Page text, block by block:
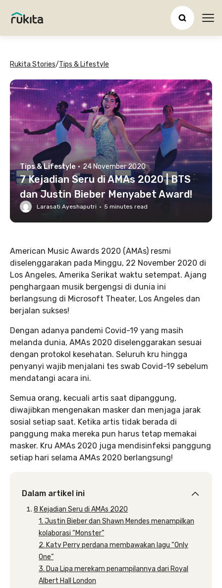
Rukita Stories/Tips & Lifestyle
Tips & Lifestyle · 24 November 2020
7 Kejadian Seru di AMAs 2020 | BTS
dan Justin Bieber Menyabet Award!
Larasati Ayeshaputri · 5 minutes read
American Music Awards 2020 (AMAs) resmi
diselenggarakan pada Minggu, 22 November 2020 di
Los Angeles, Amerika Serikat waktu setempat. Ajang
penghargaan musik bergengsi di dunia ini
berlangsung di Microsoft Theater, Los Angeles dan
berjalan sukses!
Dengan adanya pandemi Covid-19 yang masih
melanda dunia, AMAs 2020 diselenggarakan sesuai
dengan protokol kesehatan. Seluruh kru hingga
penyanyi wajib menjalani tes swab Covid-19 sebelum
mendatangi acara ini.
Semua orang, kecuali artis saat dipanggung,
diwajibkan mengenakan masker dan menjaga jarak
sosial setiap saat. Ketika artis tidak berada di
panggung maka mereka pun harus tetap memakai
masker. Kru AMAs 2020 juga mendisinfeksi panggung
setiap hari selama AMAs 2020 berlangsung!
Dalam artikel ini
8 Kejadian Seru di AMAs 2020
1. Justin Bieber dan Shawn Mendes menampilkan
kolaborasi “Monster”
2. Katy Perry perdana membawakan lagu “Only
One”
3. Dua Lipa merekam penampilannya dari Royal
Albert Hall London